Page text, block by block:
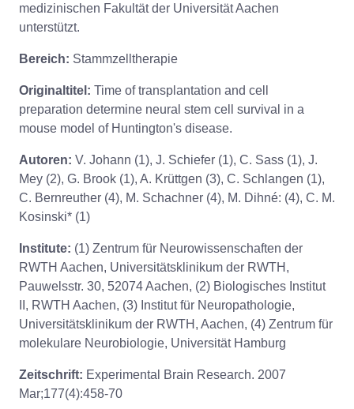
medizinischen Fakultät der Universität Aachen
unterstützt.
Bereich: Stammzelltherapie
Originaltitel: Time of transplantation and cell
preparation determine neural stem cell survival in a
mouse model of Huntington's disease.
Autoren: V. Johann (1), J. Schiefer (1), C. Sass (1), J.
Mey (2), G. Brook (1), A. Krüttgen (3), C. Schlangen (1),
C. Bernreuther (4), M. Schachner (4), M. Dihné: (4), C. M.
Kosinski* (1)
Institute: (1) Zentrum für Neurowissenschaften der
RWTH Aachen, Universitätsklinikum der RWTH,
Pauwelsstr. 30, 52074 Aachen, (2) Biologisches Institut
II, RWTH Aachen, (3) Institut für Neuropathologie,
Universitätsklinikum der RWTH, Aachen, (4) Zentrum für
molekulare Neurobiologie, Universität Hamburg
Zeitschrift: Experimental Brain Research. 2007
Mar;177(4):458-70